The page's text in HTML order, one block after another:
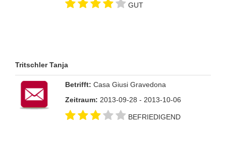
GUT
Tritschler Tanja
Betrifft: Casa Giusi Gravedona
Zeitraum: 2013-09-28 - 2013-10-06
BEFRIEDIGEND